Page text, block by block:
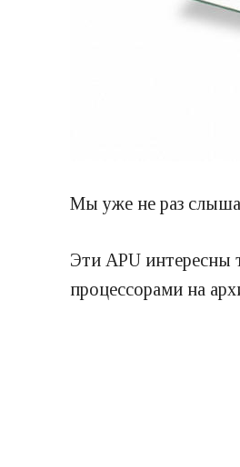
Мы уже не раз
Эти APU интересны
процессорами на